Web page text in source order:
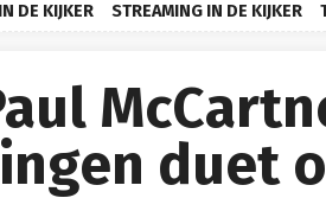
DE KIJKER STREAMING IN DE KIJKER
duet